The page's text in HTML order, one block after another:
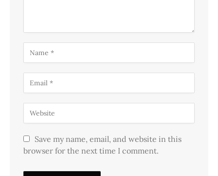
Save my name, email, and website in this
browser for the next time I comment.